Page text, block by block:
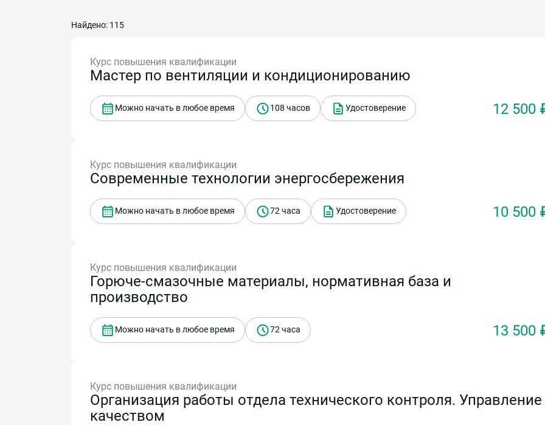
Найдено: 115
Курс повышения квалификации
Мастер по вентиляции и кондиционированию
Можно начать в любое время 108 часов Удостоверение 12 500
Курс повышения квалификации
Современные технологии энергосбережения
Можно начать в любое время 72 часа Удостоверение 10 500
Курс повышения квалификации
Горюче-смазочные материалы, нормативная база и
производство
Можно начать в любое время 72 часа 13 500
Курс повышения квалификации
Организация работы отдела технического контроля. Управление
качеством